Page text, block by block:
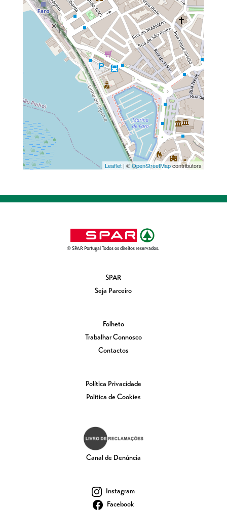
Leaflet | ©OpenStreetMapcontributors
© SPAR Portugal Todos os direitos reservados.
SPAR
Seja Parceiro
Folheto
Trabalhar Connosco
Contactos
Política Privacidade
Política de Cookies
Canal de Denúncia
Instagram
Facebook